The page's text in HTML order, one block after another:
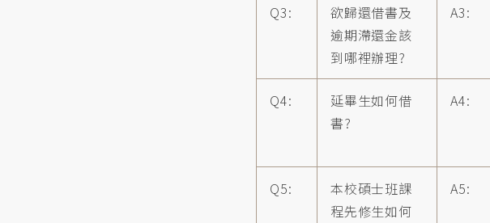
Q3:
欲歸還借書及
逾期滯還金該
到哪裡辦理?
A3:
Q4:
延畢生如何借
書?
A4:
Q5:
本校碩士班課
程先修生如何
A5: